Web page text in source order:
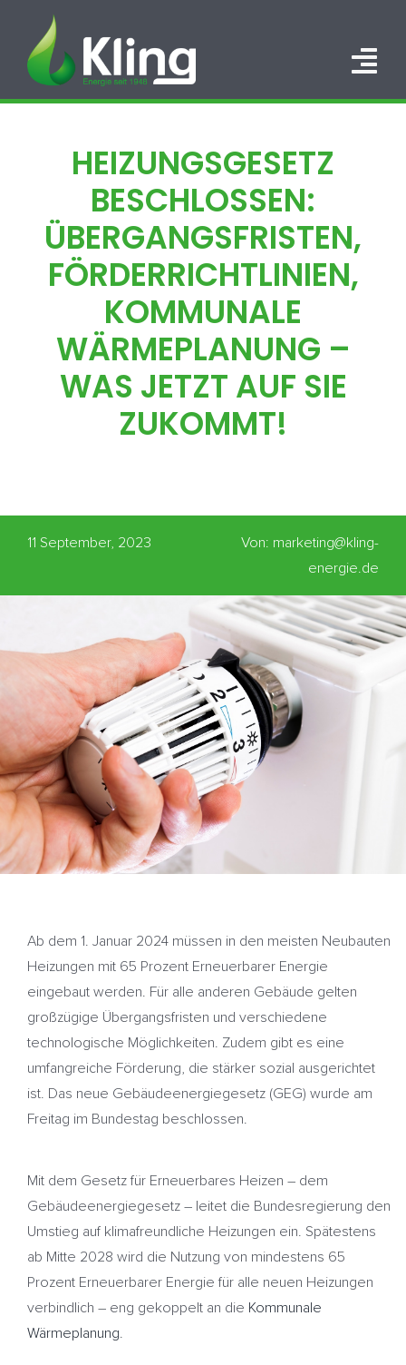
springen
PORTFOLIO
ÜBER UNS
KARRIERE
HEIZUNGSGESETZ
BESCHLOSSEN:
ÜBERGANGSFRISTEN,
FÖRDERRICHTLINIEN,
KOMMUNALE
WÄRMEPLANUNG –
WAS JETZT AUF SIE
ZUKOMMT!
11 September, 2023
Von: marketing@kling-
energie.de
Ab dem 1. Januar 2024 müssen in den meisten Neubauten
Heizungen mit 65 Prozent Erneuerbarer Energie
eingebaut werden. Für alle anderen Gebäude gelten
großzügige Übergangsfristen und verschiedene
technologische Möglichkeiten. Zudem gibt es eine
umfangreiche Förderung, die stärker sozial ausgerichtet
ist. Das neue Gebäudeenergiegesetz (GEG) wurde am
Freitag im Bundestag beschlossen.
Mit dem Gesetz für Erneuerbares Heizen – dem
Gebäudeenergiegesetz – leitet die Bundesregierung den
Umstieg auf klimafreundliche Heizungen ein. Spätestens
ab Mitte 2028 wird die Nutzung von mindestens 65
Prozent Erneuerbarer Energie für alle neuen Heizungen
verbindlich – eng gekoppelt an die Kommunale
Wärmeplanung.